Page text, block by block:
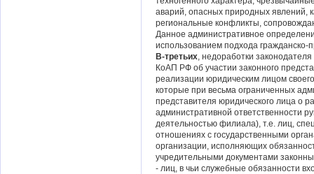
аварий, опасных природных явлений,
региональные конфликты,
Данное административное
использованием подхода
В-третьих, недоработки
КоАП РФ об участии законного
реализации юридическим лицом
которые при весьма ограниченных
представителя юридического лица о
административной ответственности
деятельностью филиала), т.е. лиц,
отношениях с государственными
организации, исполняющих
учредительными документами
- лиц, в чьи служебные обязанности